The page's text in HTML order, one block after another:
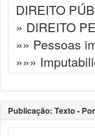
DIREITO
» DIREITO
»» Pessoas
»»»
Publicação: Texto -